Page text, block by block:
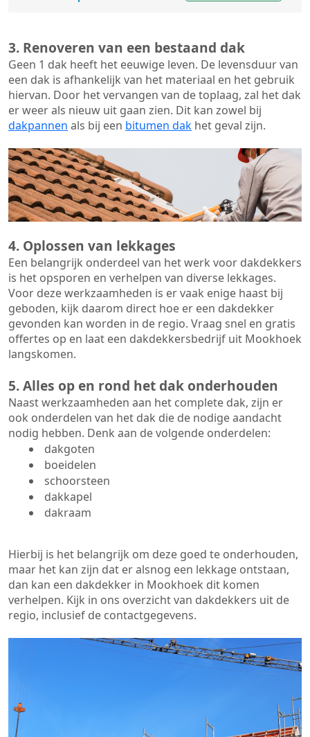
3. Renoveren van een bestaand dak
Geen 1 dak heeft het eeuwige leven. De levensduur van
een dak is afhankelijk van het materiaal en het gebruik
hiervan. Door het vervangen van de toplaag, zal het dak
er weer als nieuw uit gaan zien. Dit kan zowel bij
dakpannen als bij een bitumen dak het geval zijn.
4. Oplossen van lekkages
Een belangrijk onderdeel van het werk voor dakdekkers
is het opsporen en verhelpen van diverse lekkages.
Voor deze werkzaamheden is er vaak enige haast bij
geboden, kijk daarom direct hoe er een dakdekker
gevonden kan worden in de regio. Vraag snel en gratis
offertes op en laat een dakdekkersbedrijf uit Mookhoek
langskomen.
5. Alles op en rond het dak onderhouden
Naast werkzaamheden aan het complete dak, zijn er
ook onderdelen van het dak die de nodige aandacht
nodig hebben. Denk aan de volgende onderdelen:
dakgoten
boeidelen
schoorsteen
dakkapel
dakraam
Hierbij is het belangrijk om deze goed te onderhouden,
maar het kan zijn dat er alsnog een lekkage ontstaan,
dan kan een dakdekker in Mookhoek dit komen
verhelpen. Kijk in ons overzicht van dakdekkers uit de
regio, inclusief de contactgegevens.